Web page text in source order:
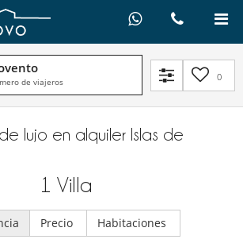
de viajeros 0
lujo en alquiler​ Islas de
1 Villa
Precio Habitaciones